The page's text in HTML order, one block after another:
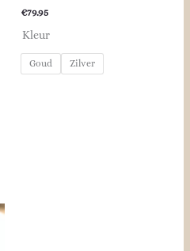
€79.95
Kleur
Goud Zilver